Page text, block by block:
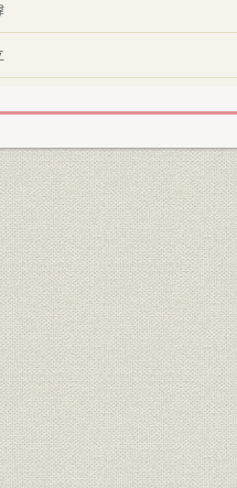
和20年~昭和24年)
営基盤の確立
解散
開(昭和24年~昭和30年)